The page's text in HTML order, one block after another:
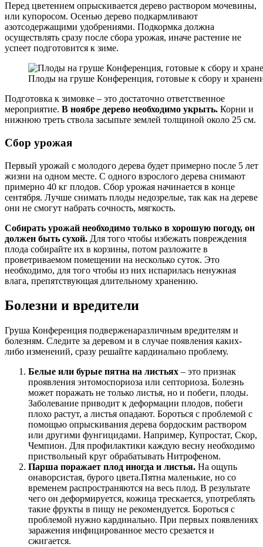
Перед цветением опрыскивается дерево раствором мочевины,
или купоросом. Осенью дерево подкармливают
азотсодержащими удобрениями. Подкормка должна
осуществлять сразу после сбора урожая, иначе растение не
успеет подготовится к зиме.
Плоды на груше Конференция, готовые к сбору и
Подготовка к зимовке – это достаточно ответственное
мероприятие. В ноябре дерево необходимо укрыть. Корни и
нижнюю треть ствола засыпьте землей толщиной около 25 см.
Сбор урожая
Первый урожай с молодого дерева будет примерно после 5 лет
жизни на одном месте. С одного взрослого дерева снимают
примерно 40 кг плодов. Сбор урожая начинается в конце
сентября. Лучше снимать плоды недозрелые, так как на дереве
они не смогут набрать сочность, мягкость.
Собирать урожай необходимо только в хорошую погоду, он
должен быть сухой. Для того чтобы избежать повреждения
плода собирайте их в корзины, потом разложите в
проветриваемом помещении на несколько суток. Это
необходимо, для того чтобы из них испарилась ненужная
влага, препятствующая длительному хранению.
Болезни и вредители
Груша Конференция подверженаразличным вредителям и
болезням. Следите за деревом и в случае появления каких-
либо изменений, сразу решайте кардинально проблему.
Белые или бурые пятна на листьях – это признак
проявления энтомоспориоза или септориоза. Болезнь
может поражать не только листья, но и побеги, плоды.
Заболевание приводит к деформации плодов, побеги
плохо растут, а листья опадают. Бороться с проблемой с
помощью опрыскивания дерева бордоским раствором
или другими фунгицидами. Например, Купростат, Скор,
Чемпион. Для профилактики каждую весну необходимо
приствольный круг обрабатывать Нитрофеном.
Парша поражает плод иногда и листья. На ощупь
онаворсистая, бурого цвета.Пятна маленькие, но со
временем распространяются на весь плод. В результате
чего он деформируется, кожица трескается, употреблять
такие фрукты в пищу не рекомендуется. Бороться с
проблемой нужно кардинально. При первых появлениях
заражения инфицированное место срезается и
сжигается.